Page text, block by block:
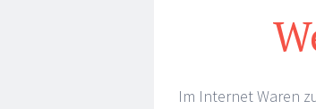
Im Internet Waren